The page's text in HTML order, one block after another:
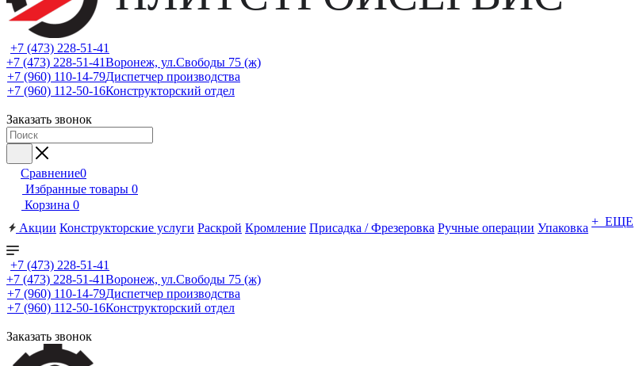
+7 (473) 228-51-41
+7 (473) 228-51-41Воронеж, ул.Свободы 75 (ж)
+7 (960) 110-14-79Диспетчер производства
+7 (960) 112-50-16Конструкторский отдел
Заказать звонок
Сравнение0
Избранные товары 0
Корзина 0
Акции Конструкторские услуги Раскрой Кромление Присадка / Фрезеровка Ручные операции Упаковка + ЕЩЕ
+7 (473) 228-51-41
+7 (473) 228-51-41Воронеж, ул.Свободы 75 (ж)
+7 (960) 110-14-79Диспетчер производства
+7 (960) 112-50-16Конструкторский отдел
Заказать звонок